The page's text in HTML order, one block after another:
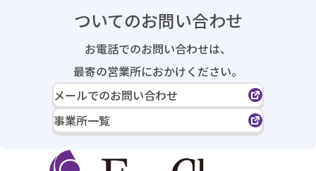
ついてのお問い合わせ
お電話でのお問い合わせは、
最寄の営業所におかけください。
メールでのお問い合わせ
事業所一覧